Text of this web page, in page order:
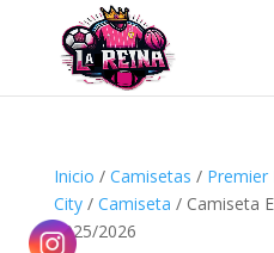
Búsqueda
productos
Inicio / Camisetas / Premier
City/ Camiseta / Camiseta
2025/2026